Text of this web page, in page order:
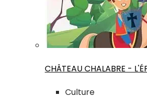
CHÂTEAU CHALABRE -
Culture